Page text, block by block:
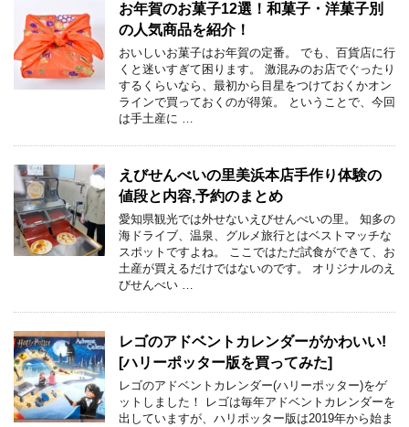
お年賀のお菓子12選！和菓子・洋菓子別
の人気商品を紹介！
おいしいお菓子はお年賀の定番。 でも、百貨店に行
くと迷いすぎて困ります。 激混みのお店でぐったり
するくらいなら、最初から目星をつけておくかオン
ラインで買っておくのが得策。 ということで、今回
は手土産に …
えびせんべいの里美浜本店手作り体験の
値段と内容,予約のまとめ
愛知県観光では外せないえびせんべいの里。 知多の
海ドライブ、温泉、グルメ旅行とはベストマッチな
スポットですよね。 ここではただ試食ができて、お
土産が買えるだけではないのです。 オリジナルのえ
びせんべい …
レゴのアドベントカレンダーがかわいい!
[ハリーポッター版を買ってみた]
レゴのアドベントカレンダー(ハリーポッター)をゲ
ットしました！ レゴは毎年アドベントカレンダーを
出していますが、ハリポッター版は2019年から始ま